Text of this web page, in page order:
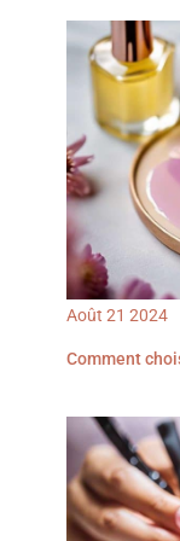
accessoires, un
poussière, un câble
C, 20 accessoires
ponçage et des
ensemble
céramique
polissage, 1
clientèle
pour les
stylo,
transporter, fait
excellent
joliment
de fête
Août 21 2024
Comment